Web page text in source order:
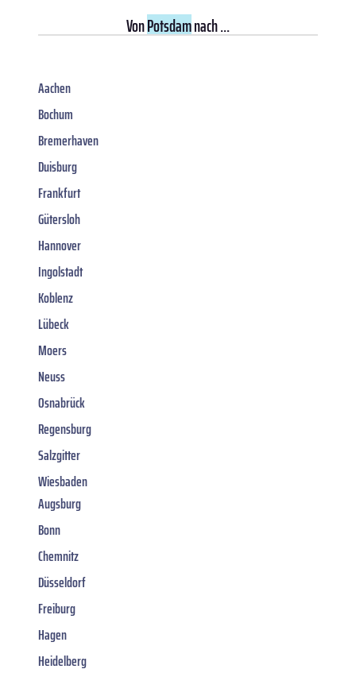
VonPotsdamnach ...
Aachen
Bochum
Bremerhaven
Duisburg
Frankfurt
Gütersloh
Hannover
Ingolstadt
Koblenz
Lübeck
Moers
Neuss
Osnabrück
Regensburg
Salzgitter
Wiesbaden
Augsburg
Bonn
Chemnitz
Düsseldorf
Freiburg
Hagen
Heidelberg